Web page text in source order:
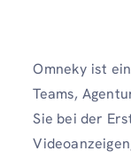
Omneky ist
Teams,
Sie bei der